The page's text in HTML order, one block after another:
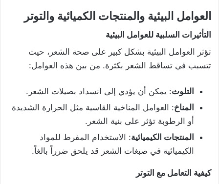
العوامل البيئية والمنتجات الكميائية والتوتر
التأثيرات السلبية للعوامل البيئية
تؤثر العوامل البيئية بشكل كبير على صحة الشعر، حيث
تتسبب في تساقط الشعر بكثرة. من بين هذه العوامل:
التلوث: يمكن أن يؤدي إلى انسداد بصيلات الشعر.
المناخ: العوامل المناخية القاسية مثل الحرارة الشديدة
أو الرطوبة تؤثر على بنية الشعر.
المنتجات الكيميائية: الاستخدام المفرط للمواد
الكيميائية في صبغات الشعر قد يلحق ضرراً بالغاً.
كيفية التعامل مع التوتر